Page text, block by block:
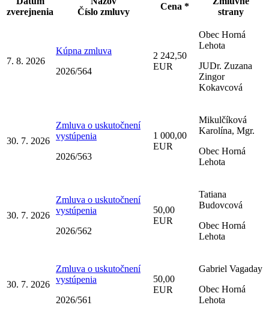
zverejnenia
Číslo zmluvy
Cena *
strany
7. 8. 2026
Kúpna zmluva
2026/564
2 242,50
EUR
Obec Horná
Lehota
JUDr. Zuzana
Zingor
Kokavcová
30. 7. 2026
Zmluva o uskutočnení
vystúpenia
2026/563
1 000,00
EUR
Mikulčíková
Karolína, Mgr.
Obec Horná
Lehota
30. 7. 2026
Zmluva o uskutočnení
vystúpenia
2026/562
50,00
EUR
Tatiana
Budovcová
Obec Horná
Lehota
30. 7. 2026
Zmluva o uskutočnení
vystúpenia
2026/561
50,00
EUR
Gabriel Vagaday
Obec Horná
Lehota